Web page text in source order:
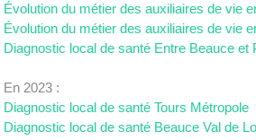
Évolution du métier des auxiliaires de vie
Évolution du métier des auxiliaires de vie
Diagnostic local de santé Entre Beauce et
En 2023 :
Diagnostic local de santé Tours Métropole
Diagnostic local de santé Beauce Val de